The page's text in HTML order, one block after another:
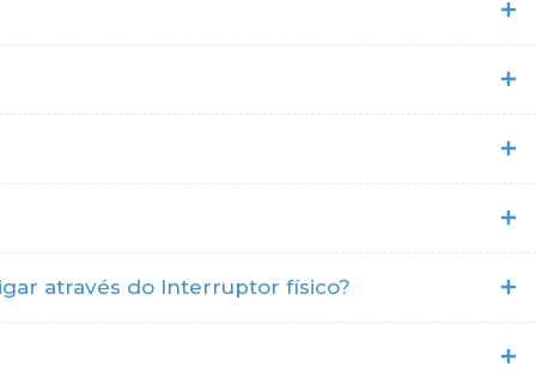
através do Interruptor físico?